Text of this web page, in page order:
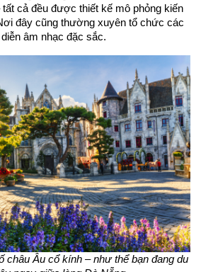
cả đều được thiết kế mô phỏng kiến
đây cũng thường xuyên tổ chức các
âm nhạc đặc sắc.
châu Âu cổ kính – như thể bạn đang du